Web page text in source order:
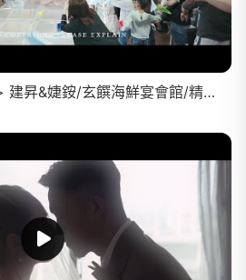
[雙錄影] <證婚+午宴> 建昇&婕銨/玄饌海鮮宴會館/精華MV